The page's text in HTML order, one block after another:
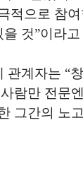
적으로 참
것”이라
관계자는 “
람만 전문
그간의 노